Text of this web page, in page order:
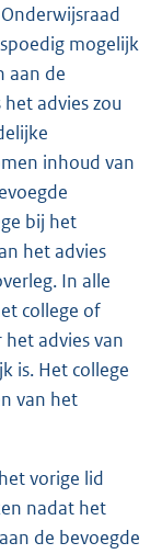
mogelijk
aan de
advies zou
inhoud van
bij het
het advies
In alle
college of
advies van
is. Het college
van het
vorige lid
nadat het
de bevoegde